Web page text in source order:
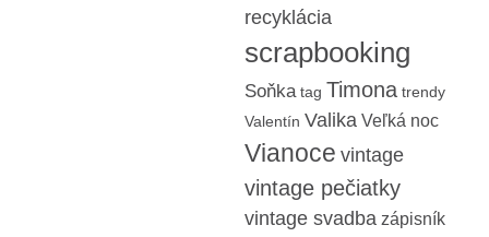
recyklácia
scrapbooking
Soňka tag Timona trendy
Valentín Valika Veľká noc
Vianoce vintage
vintage pečiatky
vintage svadba zápisník